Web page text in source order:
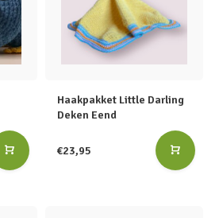
Haakpakket Little Darling
Deken Eend
€23,95